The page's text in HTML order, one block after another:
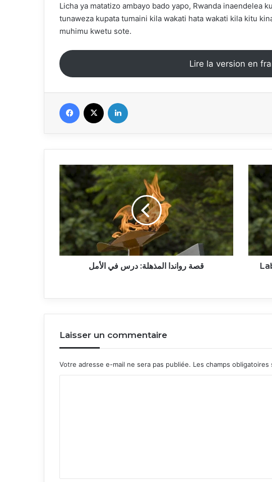
Licha ya matatizo ambayo bado yapo, Rwanda inaendelea
tunaweza kupata tumaini kila wakati hata wakati kila kitu
muhimu kwetu sote.
Lire la version en
Facebook
قصة
رواندا
المذهلة:
درس
في
الأمل
قصة رواندا المذهلة: درس في الأمل
Labari
mai
ban
mamaki
na
darasi
cikin
bege
Laisser un commentaire
Votre adresse e-mail ne sera pas publiée. Les champs